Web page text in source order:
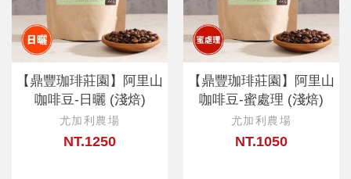
【鼎豐珈琲莊園】阿里山
咖啡豆-日曬 (淺焙)
尤加利農場
NT.1250
【鼎豐珈琲莊園】阿里山
咖啡豆-蜜處理 (淺焙)
尤加利農場
NT.1050